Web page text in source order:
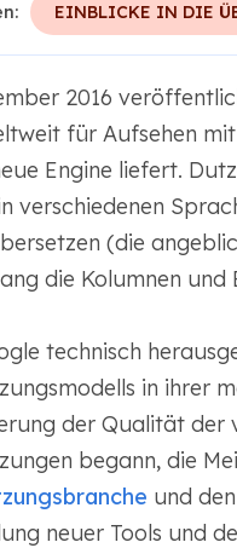
EINBLICKE IN DIE
2016
für Aufsehen
Engine liefert.
verschiedenen
(die
die Kolumnen und
technisch
in ihrer
der Qualität der
begann, die
und
neuer Tools und